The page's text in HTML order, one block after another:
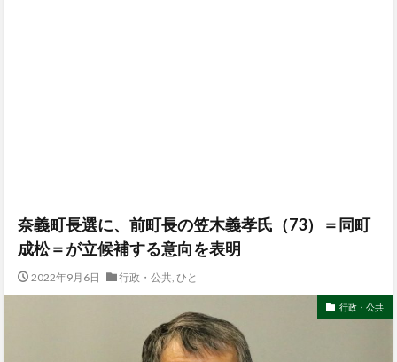
奈義町長選に、前町長の笠木義孝氏（73）＝同町
成松＝が立候補する意向を表明
2022年9月6日 行政・公共, ひと
行政・公共